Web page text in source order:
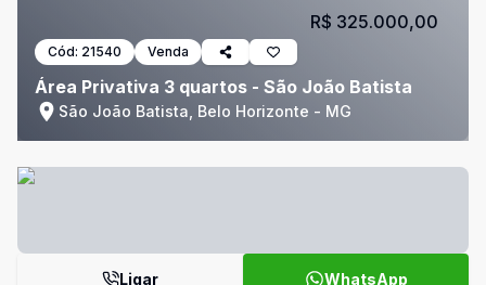
Cód: 21540 Venda
Área Privativa 3 quartos - São João Batista
São João Batista, Belo Horizonte - MG
R$ 325.000,00
Ligar WhatsApp